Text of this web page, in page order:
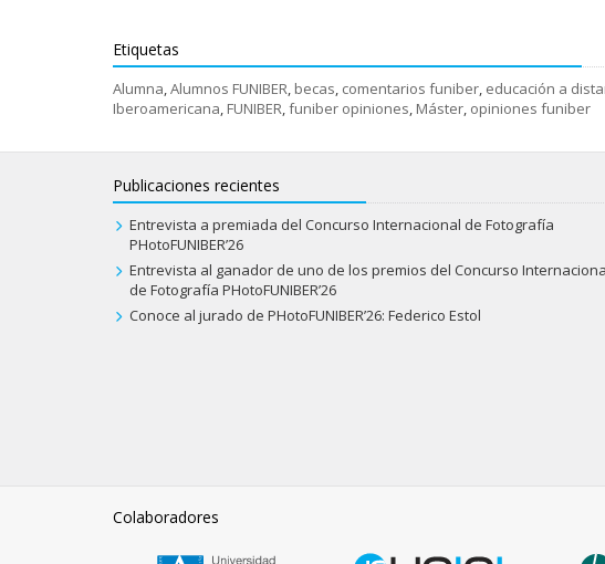
Etiquetas
Alumna,Alumnos FUNIBER, becas, comentarios funiber, educación a
Iberoamericana, FUNIBER,funiber opiniones, Máster, opiniones funiber
Publicaciones recientes
Entrevista a premiada del Concurso Internacional de Fotografía
PHotoFUNIBER’26
Entrevista al ganador de uno de los premios del Concurso
de Fotografía PHotoFUNIBER’26
Conoce al jurado de PHotoFUNIBER’26: Federico Estol
Colaboradores